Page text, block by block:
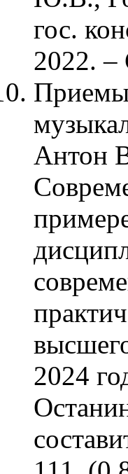
гос.
2022. –
Приемы
Антон
2024